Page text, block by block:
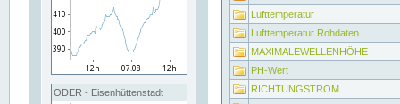
ODER - Eisenhüttenstadt
Lufttemperatur
Lufttemperatur Rohdaten
MAXIMALEWELLENHÖHE
PH-Wert
RICHTUNGSTROM